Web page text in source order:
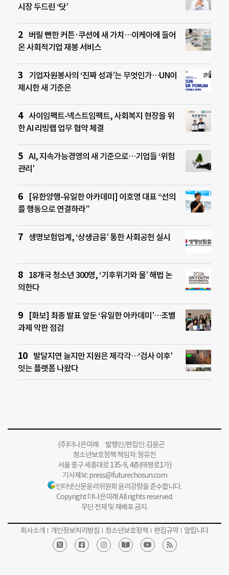
시장 두드린 ‘닷’
버릴 뻔한 커튼·쿠션에 새 가치…이케아에 들어
온 사회적기업 재봉 서비스
기업자원봉사의 ‘진짜 성과’는 무엇인가…UN이
제시한 새 기준은
사이임팩트-넥스트임팩트, 사회복지 현장을 위
한 AI 리빙랩 업무 협약 체결
AI, 지속가능경영의 새 기준으로…기업들 ‘위험
관리’
[유한양행-유일한 아카데미] 이호영 대표 “선의
를 행동으로 연결하라”
생명보험업계, ‘상생금융’ 통한 사회공헌 실시
18개국 청소년 300명, ‘기후위기와 물’ 해법 논
의한다
[화보] 최종 발표 앞둔 ‘유일한 아카데미’…조별
과제 막판 점검
발달지연 늘지만 지원은 제각각…‘검사 이후’
잇는 플랫폼 나왔다
(주)더나은미래 발행인/편집인: 김윤곤
청소년보호정책 책임자: 정유진
서울 중구 세종대로 135-9, 4층(태평로1가)
기사제보:press@futurechosun.com
인터넷신문윤리위원회 윤리강령을 준수합니다.
Copyright 더나은미래 All rights reserved.
무단 전재 및 재배포 금지.
회사소개 개인정보처리방침 청소년보호정책 편집규약 알립니다